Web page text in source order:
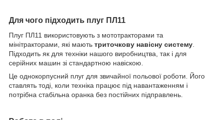
Для чого підходить плуг ПЛ11
Плуг ПЛ11 використовують з мототракторами та
мінітракторами, які мають триточкову навісну систему.
Підходить як для техніки нашого виробництва, так і для
серійних машин зі стандартною навіскою.
Це однокорпусний плуг для звичайної польової роботи. Його
ставлять тоді, коли техніка працює під навантаженням і
потрібна стабільна оранка без постійних підправлень.